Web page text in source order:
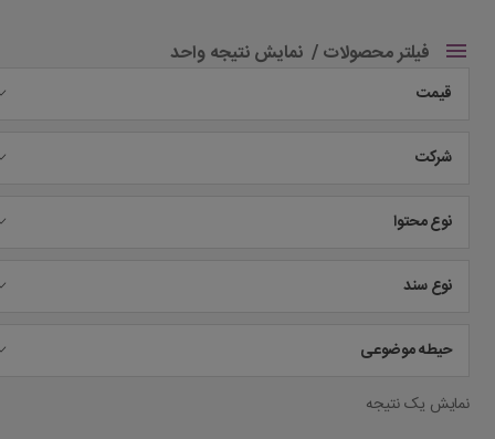
فیلتر محصولات نمایش نتیجه واحد
قیمت
شرکت
نوع محتوا
نوع سند
حیطه موضوعی
نمایش یک نتیجه